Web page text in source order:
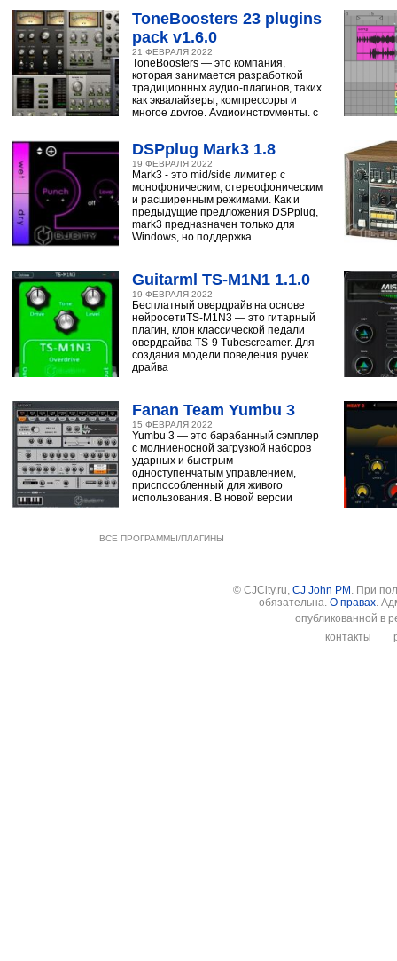
ToneBoosters 23 plugins
pack v1.6.0
21 ФЕВРАЛЯ 2022
ToneBoosters — это компания,
которая занимается разработкой
традиционных аудио-плагинов, таких
как эквалайзеры, компрессоры и
многое другое. Аудиоинструменты, с
DSPplug Mark3 1.8
19 ФЕВРАЛЯ 2022
Mark3 - это mid/side лимитер с
монофоническим, стереофоническим
и расширенным режимами. Как и
предыдущие предложения DSPplug,
mark3 предназначен только для
Windows, но поддержка
Guitarml TS-M1N1 1.1.0
19 ФЕВРАЛЯ 2022
Бесплатный овердрайв на основе
нейросетиTS-M1N3 — это гитарный
плагин, клон классической педали
овердрайва TS-9 Tubescreamer. Для
создания модели поведения ручек
драйва
Fanan Team Yumbu 3
15 ФЕВРАЛЯ 2022
Yumbu 3 — это барабанный сэмплер
с молниеносной загрузкой наборов
ударных и быстрым
одноступенчатым управлением,
приспособленный для живого
использования. В новой версии
ВСЕ ПРОГРАММЫ/ПЛАГИНЫ
© CJCity.ru, CJ John PM . При
обязательна. О правах.
опубликованной в
контакты